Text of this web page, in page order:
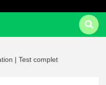
| Test complet